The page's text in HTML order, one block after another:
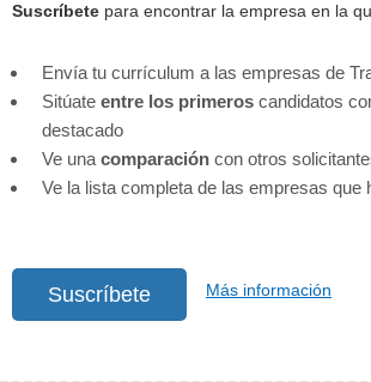
Suscríbete para encontrar la empresa en la
Envía tu currículum a las empresas de
Sitúate entre los primeros candidatos
destacado
Ve una comparación con otros
Ve la lista completa de las empresas que
Suscríbete Más información